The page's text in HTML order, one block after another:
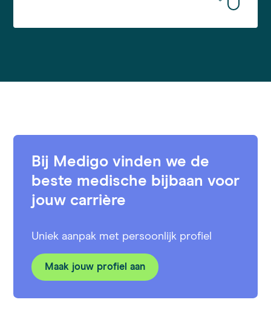
Bij Medigo vinden we de
beste medische bijbaan voor
jouw carrière
Uniek aanpak met persoonlijk profiel
Maak jouw profiel aan